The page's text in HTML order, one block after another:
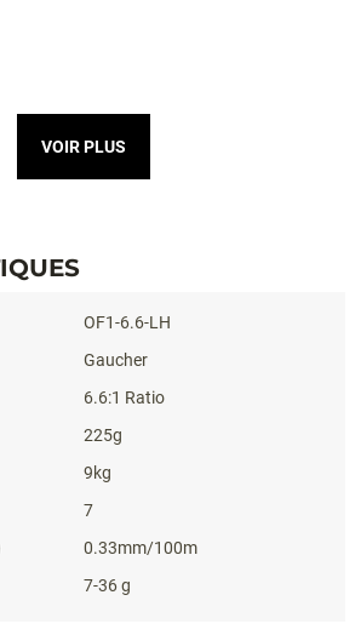
VOIR PLUS
OF1-6.6-LH
Gaucher
6.6:1 Ratio
225g
9kg
7
0.33mm/100m
7-36 g